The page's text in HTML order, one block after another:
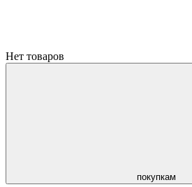
Нет товаров
покупкам